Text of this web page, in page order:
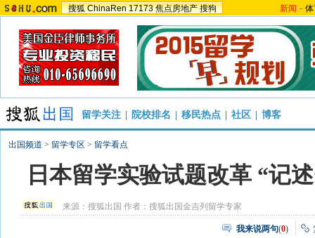
搜狐 ChinaRen 17173 焦点房地产 搜狗 新闻 -
留学关注 院校排名 移民热点 社区 博客
出国频道 > 留学专区 > 留学看点
日本留学实验试题改革 “记
来源：搜狐出国 作者：搜狐出国金吉列留学专家
我来说两句(0)